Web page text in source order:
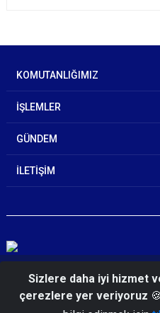
KOMUTANLIĞIMIZ
İŞLEMLER
GÜNDEM
İLETİŞİM
© 2026 Konya İl
Sizlere daha iyi hizmet
çerezlere yer veriyoruz